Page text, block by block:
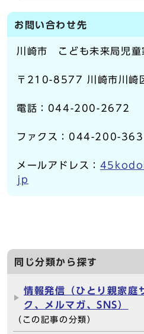
お問い合わせ先
川崎市 こども未来局児童
〒210-8577 川崎市川崎
電話：044-200-2672
ファクス：044-200-
メールアドレス：
jp
同じ分類から探す
情報発信（ひとり親家庭
ク、メルマガ、SNS）
（この記事の分類）